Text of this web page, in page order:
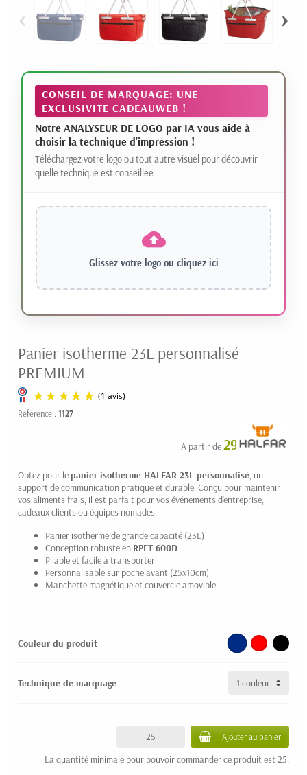
‹ ›
CONSEIL DE MARQUAGE: UNE
EXCLUSIVITE CADEAUWEB !
Notre ANALYSEUR DE LOGO par IA vous aide à
choisir la technique d'impression !
Téléchargez votre logo ou tout autre visuel pour découvrir
quelle technique est conseillée
Glissez votre logo ou cliquez ici
Panier isotherme 23L personnalisé
PREMIUM
(1 avis)
Référence : 1127
A partir de29.50 € HT
Optez pour lepanier isotherme HALFAR 23L personnalisé, un
support de communication pratique et durable. Conçu pour maintenir
vos aliments frais, il est parfait pour vos événements d'entreprise,
cadeaux clients ou équipes nomades.
Panier isotherme de grande capacité (23L)
Conception robuste en RPET 600D
Pliable et facile à transporter
Personnalisable sur poche avant (25x10cm)
Manchette magnétique et couvercle amovible
Couleur du produit
Technique de marquage
Ajouter au panier
La quantité minimale pour pouvoir commander ce produit est 25.